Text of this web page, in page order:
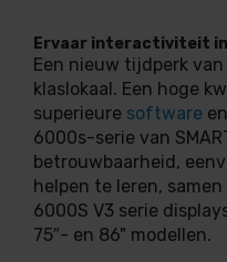
Ervaar interactiviteit in
Een nieuw tijdperk
klaslokaal. Een hoge
superieure software en
6000s-serie van
betrouwbaarheid,
helpen te leren,
6000S V3 serie
75″- en 86" modellen.